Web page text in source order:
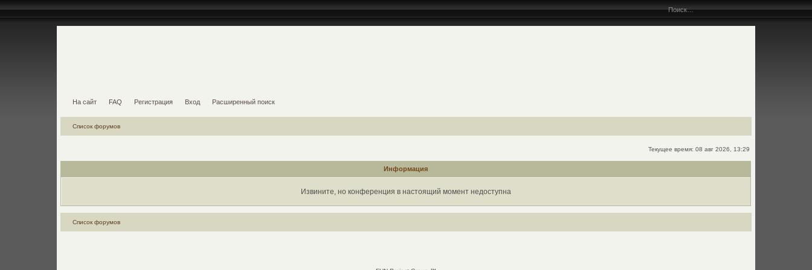
На сайт FAQ Регистрация Вход Расширенный поиск
Список форумов
Текущее время: 08 авг 2026, 13:29
Информация
Извините, но конференция в настоящий момент недоступна
Список форумов